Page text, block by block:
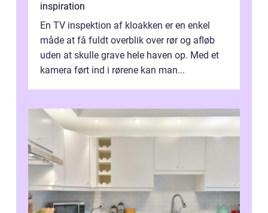
inspiration
En TV inspektion af kloakken er en enkel
måde at få fuldt overblik over rør og afløb
uden at skulle grave hele haven op. Med et
kamera ført ind i rørene kan man...